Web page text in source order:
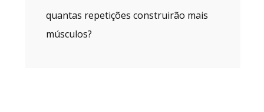
quantas repetições construirão mais
músculos?